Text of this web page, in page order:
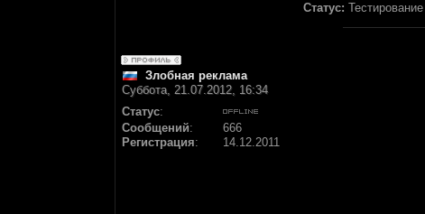
Статус:
Злобная реклама
Суббота, 21.07.2012, 16:34
Статус:
Сообщений:
666
Регистрация: 14.12.2011